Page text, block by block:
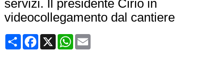
servizi. Il presidente Cirio in
videocollegamento dal cantiere
CondividiFacebook
X WhatsApp
Email